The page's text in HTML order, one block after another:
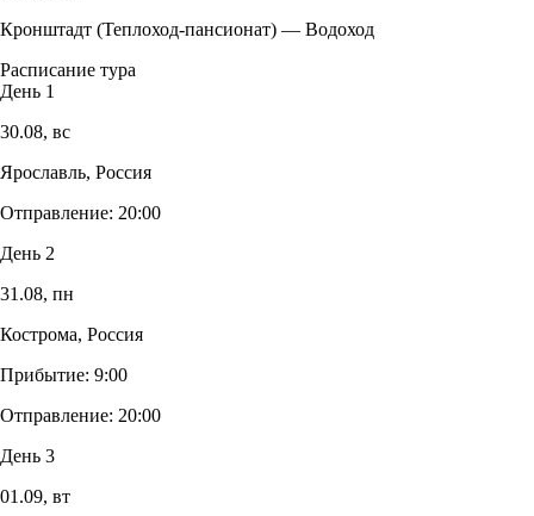
Кронштадт (Теплоход-пансионат) — Водоход
Расписание тура
День 1
30.08, вс
Ярославль, Россия
Отправление: 20:00
День 2
31.08, пн
Кострома, Россия
Прибытие: 9:00
Отправление: 20:00
День 3
01.09, вт